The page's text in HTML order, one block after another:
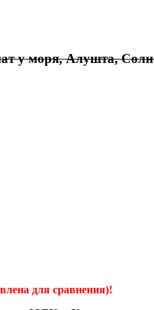
у моря, Алушта,
для сравнения)!